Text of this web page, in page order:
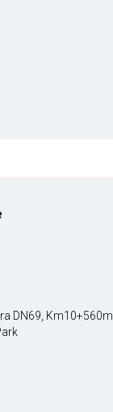
DN69, Km10+560m